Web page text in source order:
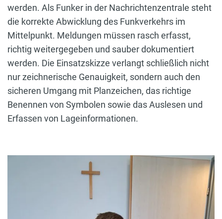
werden. Als Funker in der Nachrichtenzentrale steht
die korrekte Abwicklung des Funkverkehrs im
Mittelpunkt. Meldungen müssen rasch erfasst,
richtig weitergegeben und sauber dokumentiert
werden. Die Einsatzskizze verlangt schließlich nicht
nur zeichnerische Genauigkeit, sondern auch den
sicheren Umgang mit Planzeichen, das richtige
Benennen von Symbolen sowie das Auslesen und
Erfassen von Lageinformationen.